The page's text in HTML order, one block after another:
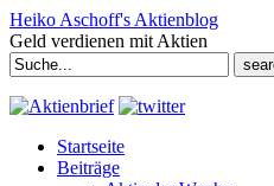
Heiko Aschoff's Aktienblog
Geld verdienen mit Aktien
Search
for:
Startseite
Beiträge